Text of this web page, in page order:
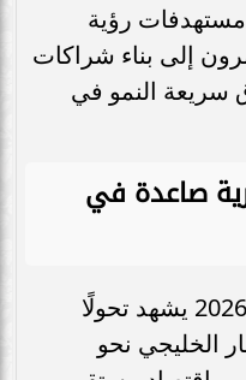
رؤية
إلى بناء شراكات
سريعة النمو في
صاعدة في
أوضح سامر شقير، أنَّ عام 2026 يشهد تحولًا
الخليجي نحو